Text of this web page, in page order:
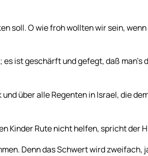
soll. O wie froh wollten wir sein,
ist geschärft und gefegt, daß man’s
über alle Regenten in Israel, die
Kinder Rute nicht helfen, spricht der
Denn das Schwert wird zweifach,